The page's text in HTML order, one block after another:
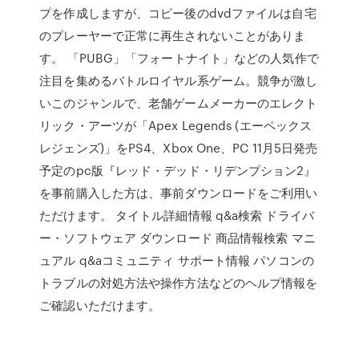
プを作成しますが、コピー後のdvdファイルは自宅
のプレーヤーで正常に再生されないことがありま
す。 「PUBG」「フォートナイト」などの人気作で
注目を集めるバトルロイヤル系ゲーム。競争が激し
いこのジャンルで、老舗ゲームメーカーのエレクト
リック・アーツが「Apex Legends (エーペックス
レジェンズ)」をPS4、Xbox One、PC 11月5日発売
予定のpc版『レッド・デッド・リデンプション2』
を事前購入した方は、事前ダウンロードをご利用い
ただけます。 タイトル詳細情報 q&a検索 ドライバ
ー・ソフトウェア ダウンロード 商品情報検索 マニ
ュアル q&aコミュニティ サポート情報 パソコンの
トラブルの対処方法や操作方法などのヘルプ情報を
ご確認いただけます。